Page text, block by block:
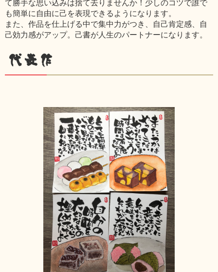
て勝手な思い込みは捨て去りませんか！少しのコツで誰で
も簡単に自由に己を表現できるようになります。
また、作品を仕上げる中で集中力がつき、自己肯定感、自
己効力感がアップ。己書が人生のパートナーになります。
代表作